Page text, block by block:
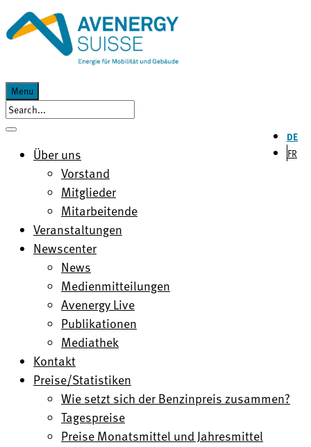
Menu
DE
FR
Über uns
Vorstand
Mitglieder
Mitarbeitende
Veranstaltungen
Newscenter
News
Medienmitteilungen
Avenergy Live
Publikationen
Mediathek
Kontakt
Preise/Statistiken
Wie setzt sich der Benzinpreis zusammen?
Tagespreise
Preise Monatsmittel und Jahresmittel